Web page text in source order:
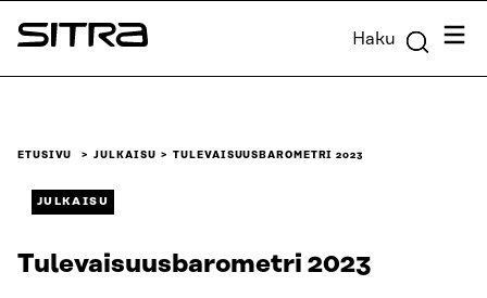
Siirry
suoraan
Sitra Haku
ETUSIVU JULKAISU TULEVAISUUSBAROMETRI 2023
JULKAISU
Tulevaisuusbarometri 2023